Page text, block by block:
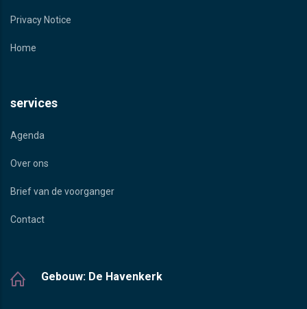
Privacy Notice
Home
services
Agenda
Over ons
Brief van de voorganger
Contact
Gebouw: De Havenkerk